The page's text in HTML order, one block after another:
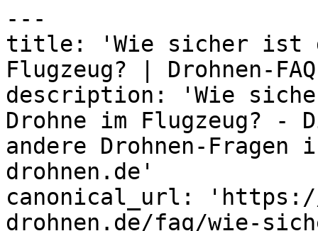
---
title: 'Wie sicher ist
Flugzeug? | Drohnen-
description: 'Wie
Drohne im Flugzeug? -
andere Drohnen-
drohnen.de'
canonical_url: 'https://
drohnen.de/faq/wie-